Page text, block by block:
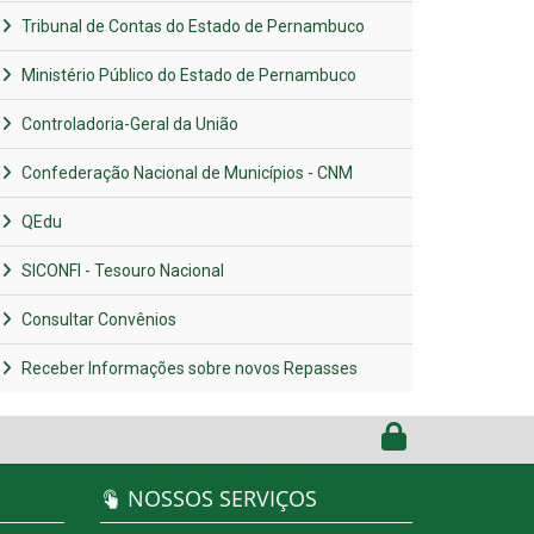
Tribunal de Contas do Estado de Pernambuco
Ministério Público do Estado de Pernambuco
Controladoria-Geral da União
Confederação Nacional de Municípios - CNM
QEdu
SICONFI - Tesouro Nacional
Consultar Convênios
Receber Informações sobre novos Repasses
NOSSOS SERVIÇOS